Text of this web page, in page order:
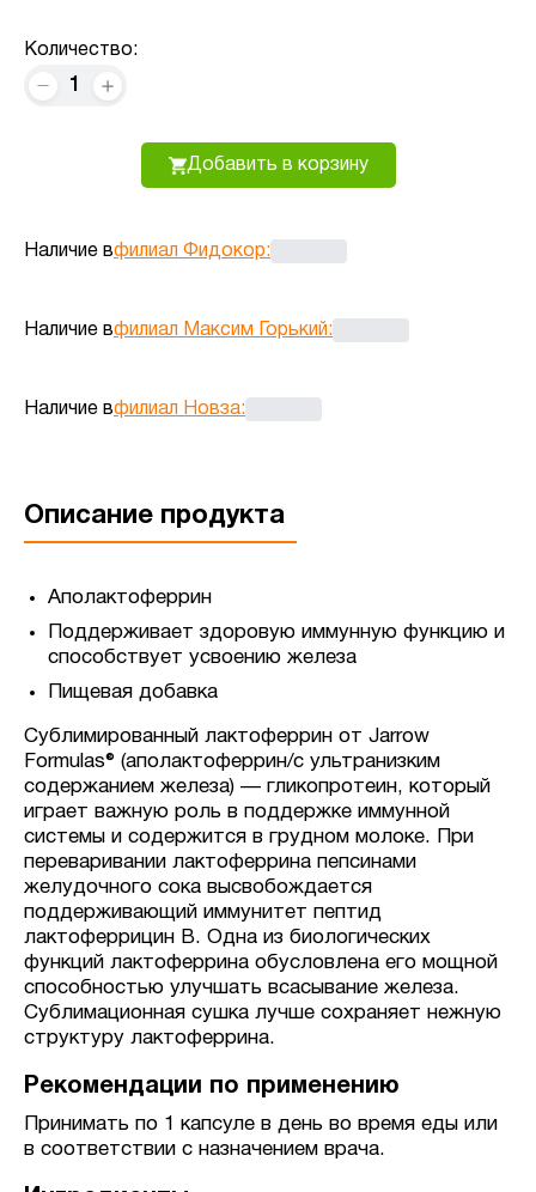
Количество:
1
Добавить в корзину
Наличие вфилиал Фидокор:
Наличие вфилиал Максим Горький :
Наличие вфилиал Новза:
Описание продукта
Аполактоферрин
Поддерживает здоровую иммунную функцию и
способствует усвоению железа
Пищевая добавка
Сублимированный лактоферрин от Jarrow
Formulas® (аполактоферрин/с ультранизким
содержанием железа) — гликопротеин, который
играет важную роль в поддержке иммунной
системы и содержится в грудном молоке. При
переваривании лактоферрина пепсинами
желудочного сока высвобождается
поддерживающий иммунитет пептид
лактоферрицин B. Одна из биологических
функций лактоферрина обусловлена его мощной
способностью улучшать всасывание железа.
Сублимационная сушка лучше сохраняет нежную
структуру лактоферрина.
Рекомендации по применению
Принимать по 1 капсуле в день во время еды или
в соответствии с назначением врача.